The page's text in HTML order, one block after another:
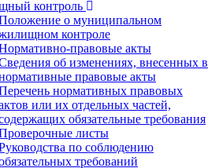
контроль
о муниципальном
контроле
правовые акты
об изменениях, внесенных в
правовые акты
нормативных правовых
или их отдельных частей,
обязательные требования
листы
по соблюдению
требований